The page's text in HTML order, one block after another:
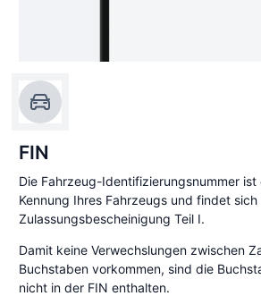
FIN
Die Fahrzeug-Identifizierungsnummer
Kennung Ihres Fahrzeugs und findet sich
Zulassungsbescheinigung Teil I.
Damit keine Verwechslungen zwischen
Buchstaben vorkommen, sind die
nicht in der FIN enthalten.